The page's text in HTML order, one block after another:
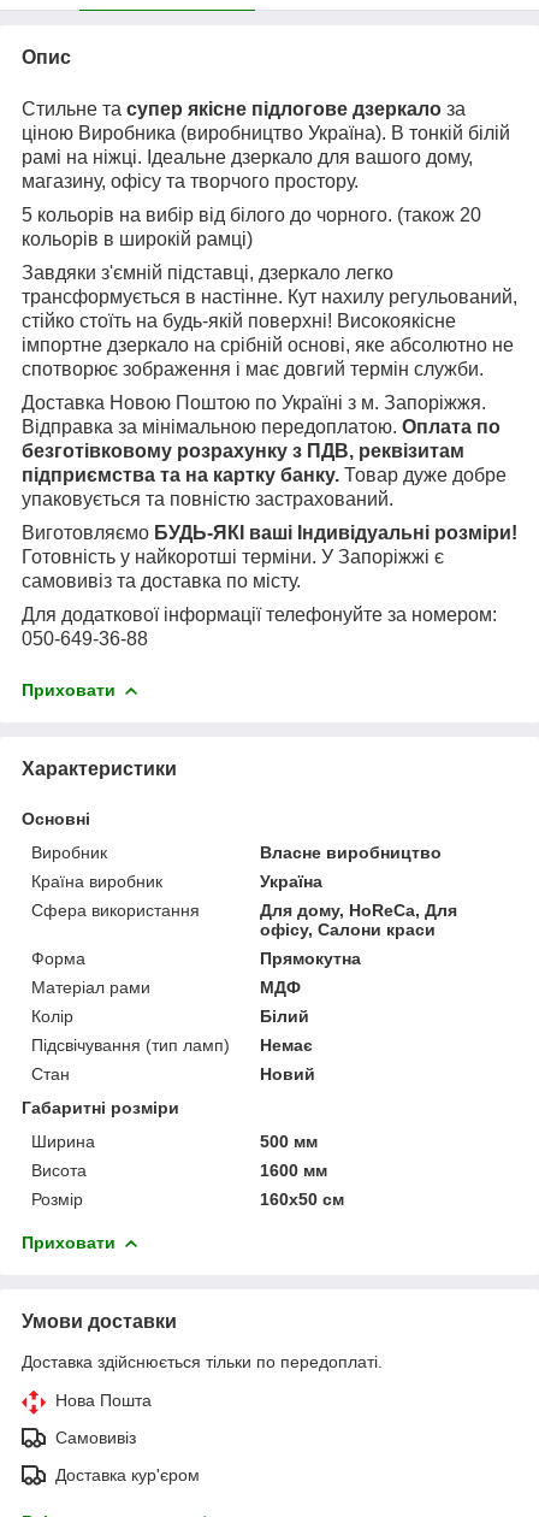
Опис
Стильне та супер якісне підлогове дзеркало за
ціною Виробника (виробництво Україна). В тонкій білій
рамі на ніжці. Ідеальне дзеркало для вашого дому,
магазину, офісу та творчого простору.
5 кольорів на вибір від білого до чорного. (також 20
кольорів в широкій рамці)
Завдяки з'ємній підставці, дзеркало легко
трансформується в настінне. Кут нахилу регульований,
стійко стоїть на будь-якій поверхні! Високоякісне
імпортне дзеркало на срібній основі, яке абсолютно не
спотворює зображення і має довгий термін служби.
Доставка Новою Поштою по Україні з м. Запоріжжя.
Відправка за мінімальною передоплатою. Оплата по
безготівковому розрахунку з ПДВ, реквізитам
підприємства та на картку банку. Товар дуже добре
упаковується та повністю застрахований.
Виготовляємо БУДЬ-ЯКІ ваші Індивідуальні розміри!
Готовність у найкоротші терміни. У Запоріжжі є
самовивіз та доставка по місту.
Для додаткової інформації телефонуйте за номером:
050-649-36-88
Приховати
Характеристики
Основні
Виробник
Власне виробництво
Країна виробник
Україна
Сфера використання
Для дому, HoReCa, Для
офісу, Салони краси
Форма
Прямокутна
Матеріал рами
МДФ
Колір
Білий
Підсвічування (тип ламп)
Немає
Стан
Новий
Габаритні розміри
Ширина
500 мм
Висота
1600 мм
Розмір
160х50 см
Приховати
Умови доставки
Доставка здійснюється тільки по передоплаті.
Нова Пошта
Самовивіз
Доставка кур'єром